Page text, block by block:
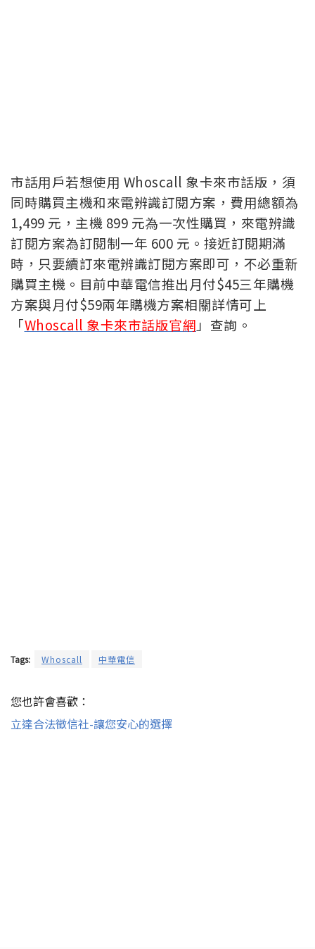
市話用戶若想使用 Whoscall 象卡來市話版，須
同時購買主機和來電辨識訂閱方案，費用總額為
1,499 元，主機 899 元為一次性購買，來電辨識
訂閱方案為訂閱制一年 600 元。接近訂閱期滿
時，只要續訂來電辨識訂閱方案即可，不必重新
購買主機。目前中華電信推出月付$45三年購機
方案與月付$59兩年購機方案相關詳情可上
「Whoscall 象卡來市話版官網 」查詢。
Tags: Whoscall 中華電信
您也許會喜歡：
立達合法徵信社-讓您安心的選擇